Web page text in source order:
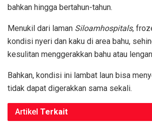
bahkan hingga bertahun-tahun.
Menukil dari laman Siloamhospitals,
kondisi nyeri dan kaku di area bahu,
kesulitan menggerakkan bahu atau
Bahkan, kondisi ini lambat laun bisa
tidak dapat digerakkan sama sekali.
Artikel Terkait